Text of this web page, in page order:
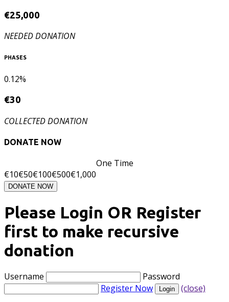
€25,000
NEEDED DONATION
PHASES
0.12%
€30
COLLECTED DONATION
DONATE NOW
One Time
€10€50€100€500€1,000
DONATE NOW
Please Login OR Register
first to make recursive
donation
Username
Password
Register Now
(close)